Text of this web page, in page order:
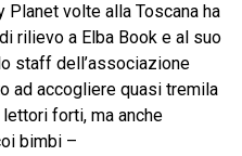
volte alla Toscana ha
rilievo a Elba Book e al suo
staff dell’associazione
ad accogliere quasi tremila
forti, ma anche
bimbi –